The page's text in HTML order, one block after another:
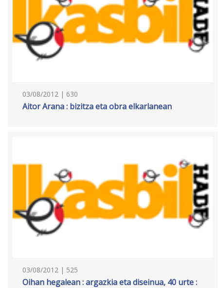
03/08/2012 | 630
Aitor Arana : bizitza eta obra elkarlanean
03/08/2012 | 525
Oihan hegalean : argazkia eta diseinua, 40 urte :